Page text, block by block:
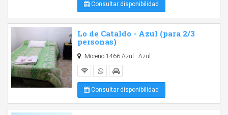
Consultar disponibilidad
Lo de Cataldo - Azul (para 2/3
personas)
Moreno 1466 Azul - Azul
Consultar disponibilidad